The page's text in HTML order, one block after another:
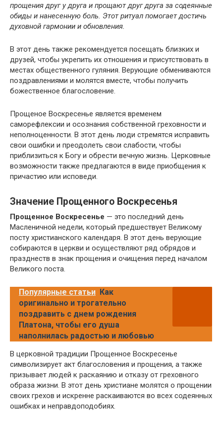
прощения друг у друга и прощают друг друга за содеянные
обиды и нанесенную боль. Этот ритуал помогает достичь
духовной гармонии и обновления.
В этот день также рекомендуется посещать близких и
друзей, чтобы укрепить их отношения и присутствовать в
местах общественного гуляния. Верующие обмениваются
поздравлениями и молятся вместе, чтобы получить
божественное благословение.
Прощеное Воскресенье является временем
саморефлексии и осознания собственной греховности и
неполноценности. В этот день люди стремятся исправить
свои ошибки и преодолеть свои слабости, чтобы
приблизиться к Богу и обрести вечную жизнь. Церковные
возможности также предлагаются в виде приобщения к
причастию или исповеди.
Значение Прощенного Воскресенья
Прощенное Воскресенье — это последний день
Масленичной недели, который предшествует Великому
посту христианского календаря. В этот день верующие
собираются в церкви и осуществляют ряд обрядов и
празднеств в знак прощения и очищения перед началом
Великого поста.
Популярные статьи Как
оригинально и трогательно
поздравить с днем рождения
Платона, чтобы его душа
наполнилась радостью и любовью
В церковной традиции Прощенное Воскресенье
символизирует акт благословения и прощения, а также
призывает людей к раскаянию и отказу от греховного
образа жизни. В этот день христиане молятся о прощении
своих грехов и искренне раскаиваются во всех содеянных
ошибках и неправдоподобиях.